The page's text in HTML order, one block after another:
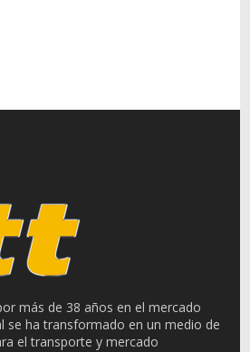
más de 38 años en el mercado
se ha transformado en un medio de
el transporte y mercado